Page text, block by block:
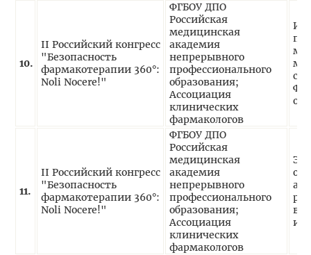
10.
II Российский конгресс
"Безопасность
фармакотерапии 360°:
Noli Nocere!"
ФГБОУ ДПО
Российская
медицинская
академия
непрерывного
профессионального
образования;
Ассоциация
клинических
фармакологов
11.
II Российский конгресс
"Безопасность
фармакотерапии 360°:
Noli Nocere!"
ФГБОУ ДПО
Российская
медицинская
академия
непрерывного
профессионального
образования;
Ассоциация
клинических
фармакологов